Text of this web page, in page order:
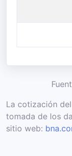
La cotización
tomada de los
sitio web: